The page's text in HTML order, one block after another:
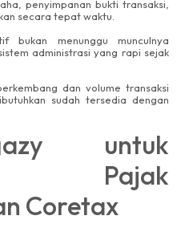
penyimpanan bukti transaksi,
secara tepat waktu.
bukan menunggu munculnya
administrasi yang rapi sejak
dan volume transaksi
sudah tersedia dengan
untuk
Pajak
Coretax